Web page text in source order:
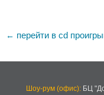
← перейти в cd
Шоу-рум (офис):БЦ